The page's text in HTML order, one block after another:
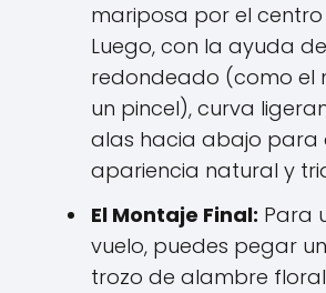
mariposa por el
Luego, con la ayuda
redondeado (como el
un pincel), curva
alas hacia abajo para
apariencia natural y
El Montaje Final: Para
vuelo, puedes pegar
trozo de alambre floral